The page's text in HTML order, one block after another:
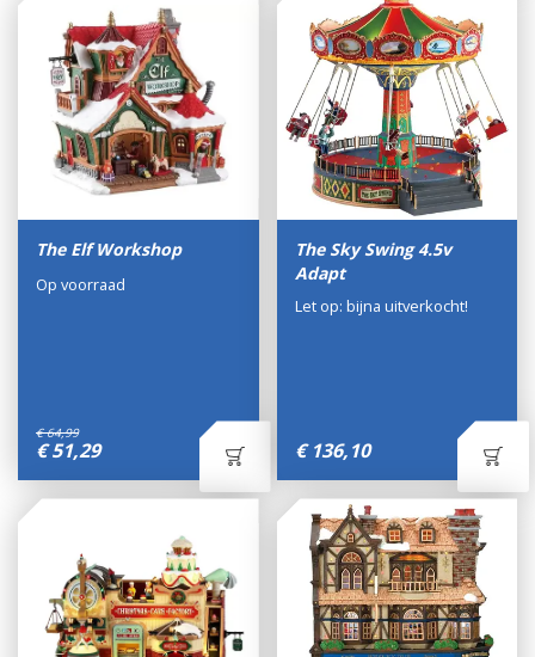
The Elf Workshop
€ 64,99
€ 51,29
Op voorraad
The Sky Swing 4.5v
Adapt
€ 136,10
Let op: bijna uitverkocht!